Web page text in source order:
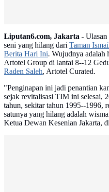
Liputan6.com, Jakarta - Ulasan
seni yang hilang dari Taman
Berita Hari Ini. Wujudnya adalah
Artotel Group di lantai 8--12
Raden Saleh, Artotel Curated.
"Penginapan ini jadi penantian
sejak revitalisasi TIM ini selesai,
tahun, sekitar tahun 1995--1996,
satunya yang hilang adalah
Ketua Dewan Kesenian Jakarta,